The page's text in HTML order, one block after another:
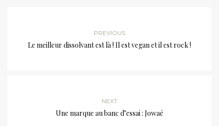
PREVIOUS
Le meilleur dissolvant est là ! Il est vegan et il est rock !
NEXT
Une marque au banc d’essai : Jowaé